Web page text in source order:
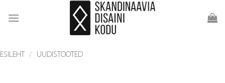
ESILEHT / UUDISTOOTED